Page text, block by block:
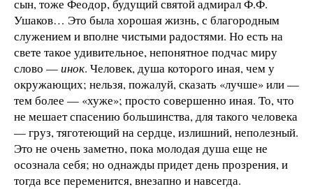
сын, тоже Феодор, будущий святой адмирал Ф.Ф.
Ушаков… Это была хорошая жизнь, с благородным
служением и вполне чистыми радостями. Но есть на
свете такое удивительное, непонятное подчас миру
слово —инок. Человек, душа которого иная, чем у
окружающих; нельзя, пожалуй, сказать «лучше» или —
тем более — «хуже»; просто совершенно иная. То, что
не мешает спасению большинства, для такого человека
— груз, тяготеющий на сердце, излишний, неполезный.
Это не очень заметно, пока молодая душа еще не
осознала себя; но однажды придет день прозрения, и
тогда все переменится, внезапно и навсегда.